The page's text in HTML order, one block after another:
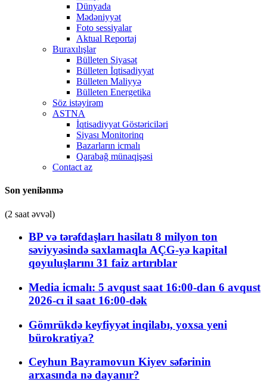
Dünyada
Mədəniyyət
Foto sessiyalar
Aktual Reportaj
Buraxılışlar
Bülleten Siyasət
Bülleten İqtisadiyyat
Bülleten Maliyyə
Bülleten Energetika
Söz istəyirəm
ASTNA
İqtisadiyyat Göstəriciləri
Siyası Monitorinq
Bazarların icmalı
Qarabağ münaqişəsi
Contact az
Son yenilənmə
(2 saat əvvəl)
BP və tərəfdaşları hasilatı 8 milyon ton
səviyyəsində saxlamaqla AÇG-yə kapital
qoyuluşlarını 31 faiz artırıblar
Media icmalı: 5 avqust saat 16:00-dan 6 avqust
2026-cı il saat 16:00-dək
Gömrükdə keyfiyyət inqilabı, yoxsa yeni
bürokratiya?
Ceyhun Bayramovun Kiyev səfərinin
arxasında nə dayanır?